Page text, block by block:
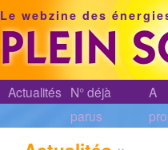
Le webzine des
Actualités N° déjà
parus
A